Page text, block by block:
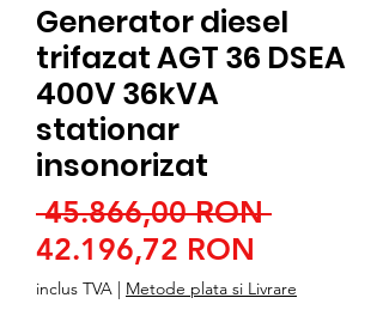
Generator diesel
trifazat AGT 36 DSEA
400V 36kVA
stationar
insonorizat
45.866,00 RON Preț
42.196,72 RON
redus
inclus TVA | Metode plata si Livrare